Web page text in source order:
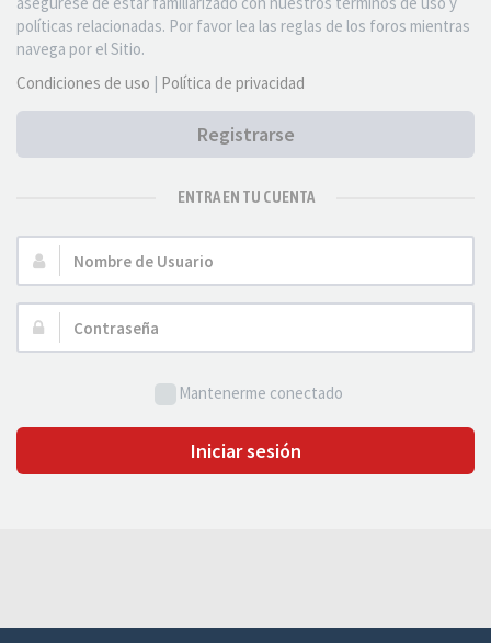
políticas relacionadas. Por favor lea las reglas de los foros mientras
navega por el Sitio.
Condiciones de uso | Política de privacidad
Registrarse
ENTRA EN TU CUENTA
Nombre
de
Usuario:
Contraseña:
Mantenerme conectado
Iniciar sesión